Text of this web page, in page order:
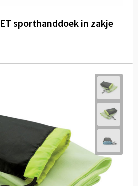
sporthanddoek in zakje